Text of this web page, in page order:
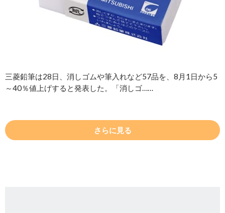
三菱鉛筆は28日、消しゴムや筆入れなど57品を、8月1日から5
～40％値上げすると発表した。「消しゴ……
さらに見る